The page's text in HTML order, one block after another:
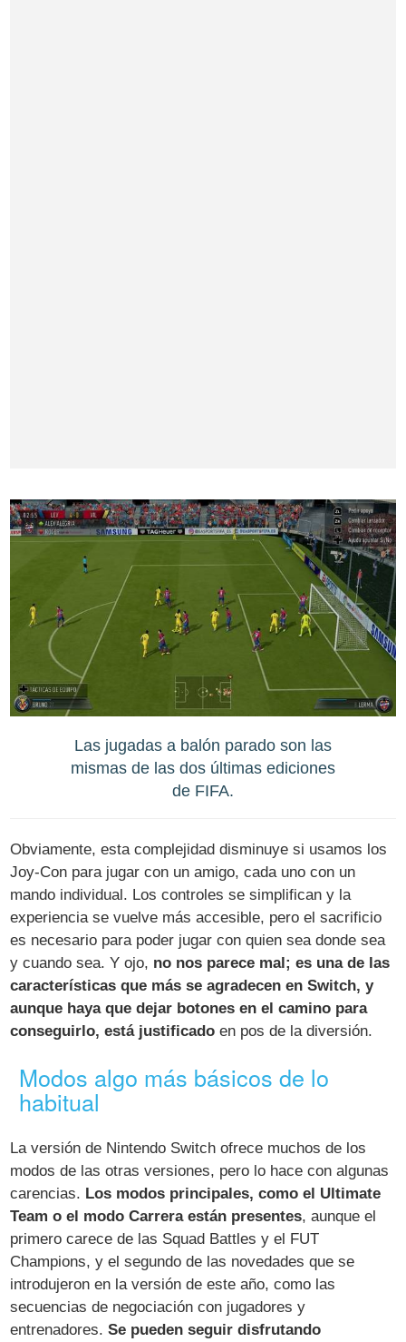
Las jugadas a balón parado son las
mismas de las dos últimas ediciones
de FIFA.
Obviamente, esta complejidad disminuye si usamos los
Joy-Con para jugar con un amigo, cada uno con un
mando individual. Los controles se simplifican y la
experiencia se vuelve más accesible, pero el sacrificio
es necesario para poder jugar con quien sea donde sea
y cuando sea. Y ojo, no nos parece mal; es una de las
características que más se agradecen en Switch, y
aunque haya que dejar botones en el camino para
conseguirlo, está justificado en pos de la diversión.
Modos algo más básicos de lo
habitual
La versión de Nintendo Switch ofrece muchos de los
modos de las otras versiones, pero lo hace con algunas
carencias. Los modos principales, como el Ultimate
Team o el modo Carrera están presentes, aunque el
primero carece de las Squad Battles y el FUT
Champions, y el segundo de las novedades que se
introdujeron en la versión de este año, como las
secuencias de negociación con jugadores y
entrenadores.Se pueden seguir disfrutando